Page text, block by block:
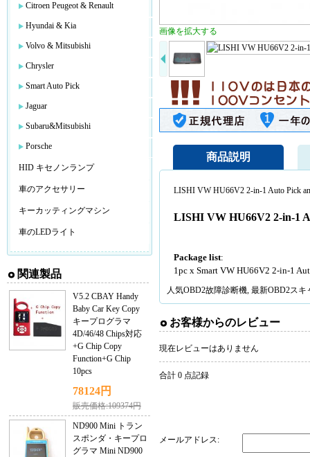
Citroen Peugeot & Renault
Hyundai & Kia
Volvo & Mitsubishi
Chrysler
Smart Auto Pick
Jaguar
Subaru&Mitsubishi
Porsche
HID キセノンランプ
車のアクセサリー
キーカッティングマシン
車のLEDライト
関連製品
V5.2 CBAY Handy
Baby Car Key Copy
キープログラマ
4D/46/48 Chips対応
+G Chip Copy
Function+G Chip
10pcs
78124円
販売価格:109374円
ND900 Mini トラン
スポンダ・キープロ
グラマ Mini ND900
画像を拡大する
商品説明
LISHI VW HU66V2 2-in-1 Auto Pick
LISHI VW HU66V2 2-in-1
Package list:
1pc x Smart VW HU66V2 2-in-1
人気OBD2故障診断機, 最新OBD2スキ
お客様からのレビュー
現在レビューはありません
合計 0 点記録
メールアドレス: